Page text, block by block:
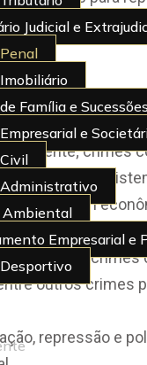
Judicial e
Família e Sucessões
e
Ambiental
Empresarial e
o
crimes
crimes
contra o
a ordem
intelectual;
crimes
outros crimes
repressão e